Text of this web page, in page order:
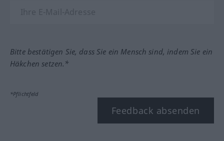
Bitte bestätigen Sie, dass Sie ein Mensch sind, indem Sie ein
Häkchen setzen.*
*Pflichtfeld
Feedback absenden